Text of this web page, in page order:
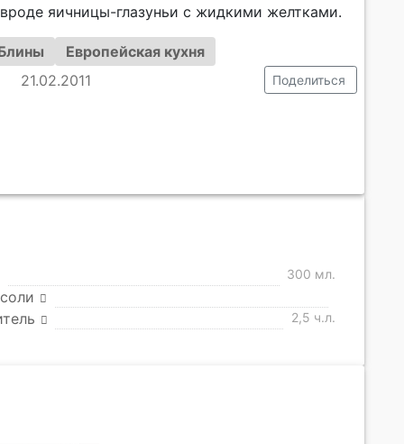
яичницы-глазуньи с жидкими желтками.
Европейская кухня
21.02.2011
Поделиться
300 мл.
2,5 ч.л.